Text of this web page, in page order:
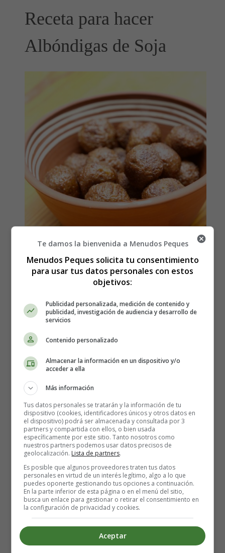
Receta para hacer
Albóndigas de Soja
Cómo hacer Albóndigas de
Soja
Ingredientes:
150 g. desoja texturizada
1 cebolla
100 g. de frutos secos
1 cubito vegetal
Comino
4 cucharadas de gluten
2 cucharadas de harina integral
½ vaso de leche de soja
Sal
Preparación:
los 3 minutos y dejar enfriar. Mezclar los frutos secos
molidos, la cebolla y los ajos picados, el perejil, los
Te damos la bienvenida a Menudos Peques
Menudos Peques solicita tu consentimiento
para usar tus datos personales con estos
objetivos:
Publicidad personalizada, medición de contenido y
publicidad, investigación de audiencia y desarrollo de
servicios
Contenido personalizado
Almacenar la información en un dispositivo y/o
acceder a ella
Más información
Tus datos personales se tratarán y la información de tu
dispositivo (cookies, identificadores únicos y otros datos en
el dispositivo) podrá ser almacenada y consultada por 3
partners y compartida con ellos, o bien usada
específicamente por este sitio. Tanto nosotros como
nuestros partners podemos usar datos precisos de
geolocalización. Lista de partners.
Es posible que algunos proveedores traten tus datos
personales en virtud de un interés legítimo, algo a lo que
puedes oponerte gestionando tus opciones a continuación.
En la parte inferior de esta página o en el menú del sitio,
busca un enlace para gestionar o retirar el consentimiento en
la configuración de privacidad y cookies.
Aceptar